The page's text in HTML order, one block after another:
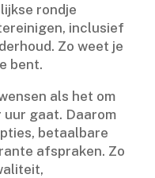
rondje
inclusief
Zo weet je
bent.​
als het om
uur gaat.​ Daarom
betaalbare
afspraken.​ Zo